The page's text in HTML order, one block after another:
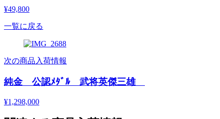
¥49,800
一覧に戻る
次の商品入荷情報
純金 公認ﾒﾀﾞﾙ 武将英傑三雄
¥1,298,000